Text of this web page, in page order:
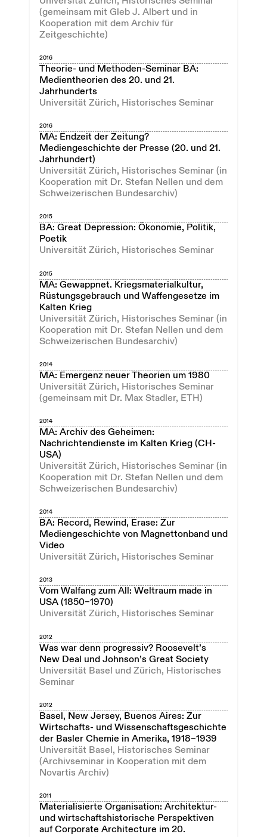
(gemeinsam mit Gleb J. Albert und in
Kooperation mit dem Archiv für
Zeitgeschichte)
2016
Theorie- und Methoden-Seminar BA:
Medientheorien des 20. und 21.
Jahrhunderts
Universität Zürich, Historisches Seminar
2016
MA: Endzeit der Zeitung?
Mediengeschichte der Presse (20. und 21.
Jahrhundert)
Universität Zürich, Historisches Seminar (in
Kooperation mit Dr. Stefan Nellen und dem
Schweizerischen Bundesarchiv)
2015
BA: Great Depression: Ökonomie, Politik,
Poetik
Universität Zürich, Historisches Seminar
2015
MA: Gewappnet. Kriegsmaterialkultur,
Rüstungsgebrauch und Waffengesetze im
Kalten Krieg
Universität Zürich, Historisches Seminar (in
Kooperation mit Dr. Stefan Nellen und dem
Schweizerischen Bundesarchiv)
2014
MA: Emergenz neuer Theorien um 1980
Universität Zürich, Historisches Seminar
(gemeinsam mit Dr. Max Stadler, ETH)
2014
MA: Archiv des Geheimen:
Nachrichtendienste im Kalten Krieg (CH-
USA)
Universität Zürich, Historisches Seminar (in
Kooperation mit Dr. Stefan Nellen und dem
Schweizerischen Bundesarchiv)
2014
BA: Record, Rewind, Erase: Zur
Mediengeschichte von Magnettonband und
Video
Universität Zürich, Historisches Seminar
2013
Vom Walfang zum All: Weltraum made in
USA (1850–1970)
Universität Zürich, Historisches Seminar
2012
Was war denn progressiv? Roosevelt’s
New Deal und Johnson’s Great Society
Universität Basel und Zürich, Historisches
Seminar
2012
Basel, New Jersey, Buenos Aires: Zur
Wirtschafts- und Wissenschaftsgeschichte
der Basler Chemie in Amerika, 1918–1939
Universität Basel, Historisches Seminar
(Archivseminar in Kooperation mit dem
Novartis Archiv)
2011
Materialisierte Organisation: Architektur-
und wirtschaftshistorische Perspektiven
auf Corporate Architecture im 20.